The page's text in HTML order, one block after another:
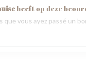
heeft op deze
que vous ayez passé un